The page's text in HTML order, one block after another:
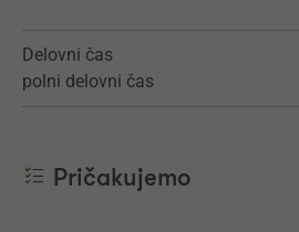
Delovni čas
polni delovni čas
Pričakujemo